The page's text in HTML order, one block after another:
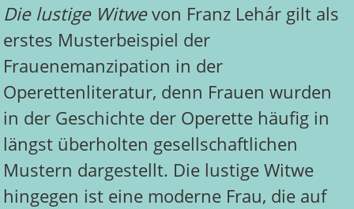
Die lustige Witwevon Franz Lehár gilt als
erstes Musterbeispiel der
Frauenemanzipation in der
Operettenliteratur, denn Frauen wurden
in der Geschichte der Operette häufig in
längst überholten gesellschaftlichen
Mustern dargestellt. Die lustige Witwe
hingegen ist eine moderne Frau, die auf